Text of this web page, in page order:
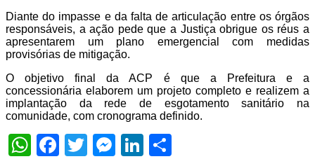
Diante do impasse e da falta de articulação entre os órgãos
responsáveis, a ação pede que a Justiça obrigue os réus a
apresentarem um plano emergencial com medidas
provisórias de mitigação.
O objetivo final da ACP é que a Prefeitura e a
concessionária elaborem um projeto completo e realizem a
implantação da rede de esgotamento sanitário na
comunidade, com cronograma definido.
WhatsApp
Facebook
TwitterMessenger
LinkedIn